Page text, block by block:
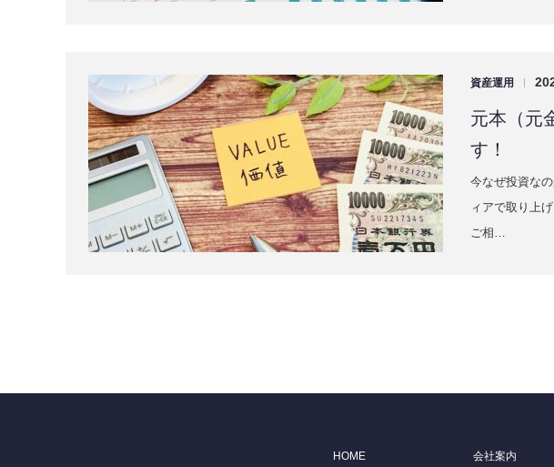
資産運用 |
元本（元
す！
今なぜ投資な
ィアで取り上
ご相…
HOME 会社案内